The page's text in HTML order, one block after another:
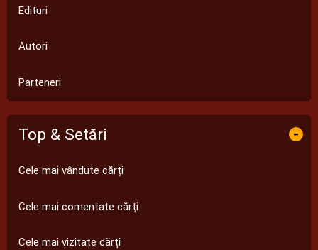
Edituri
Autori
Parteneri
Top & Setări -
Cele mai vândute cărți
Cele mai comentate cărți
Cele mai vizitate cărți